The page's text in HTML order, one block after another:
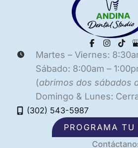
Martes – Viernes:
Sábado: 8:00am –
(abrimos dos sábados
Domingo & Lunes:
(302) 543-5987
PROGRAMA TU